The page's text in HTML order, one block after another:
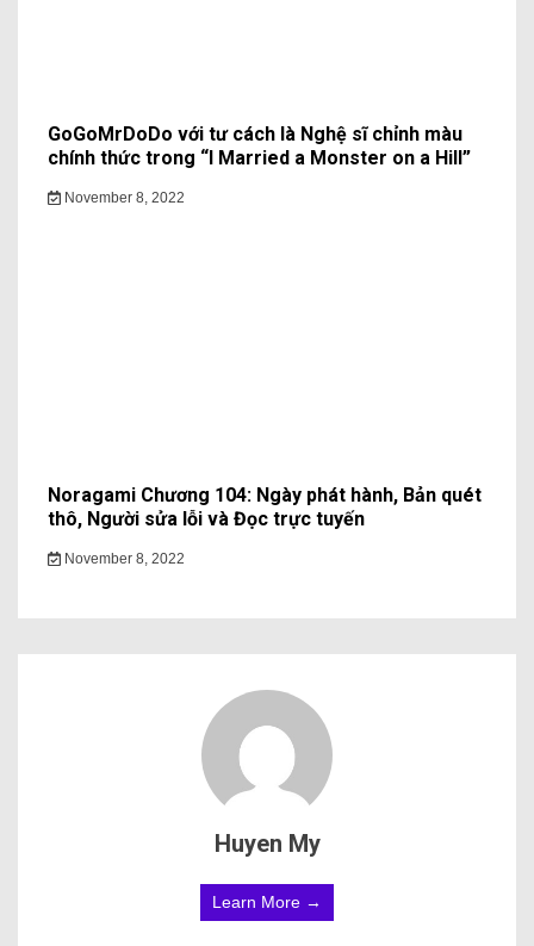
GoGoMrDoDo với tư cách là Nghệ sĩ chỉnh màu
chính thức trong “I Married a Monster on a Hill”
November 8, 2022
Noragami Chương 104: Ngày phát hành, Bản quét
thô, Người sửa lỗi và Đọc trực tuyến
November 8, 2022
Huyen My
Learn More →